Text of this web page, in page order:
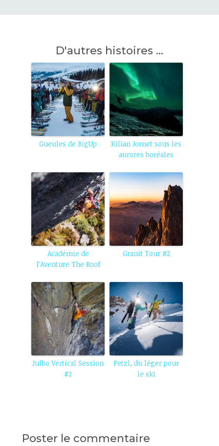
D'autres histoires ...
Gueules de BigUp
Kilian Jornet sous les
aurores boréales
Académie de
l’Aventure The Roof
Granit Tour #2
Julbo Vertical Session
#2
Petzl, du léger pour
le ski
Poster le commentaire